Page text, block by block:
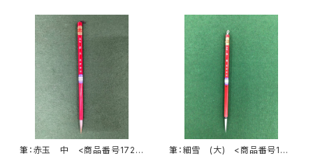
筆：赤玉 中 <商品番号1723
筆：細雪 (大) <商品番号182